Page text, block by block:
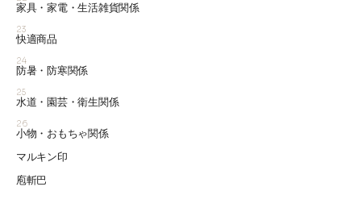
家具・家電・生活雑貨関係
23
快適商品
24
防暑・防寒関係
25
水道・園芸・衛生関係
26
小物・おもちゃ関係
マルキン印
庖斬巴